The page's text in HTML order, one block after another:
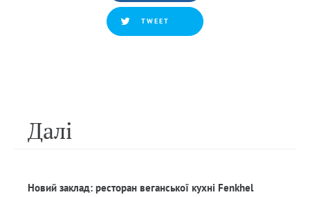
TWEET
Далi
Новий заклад: ресторан веганської кухні Fenkhel